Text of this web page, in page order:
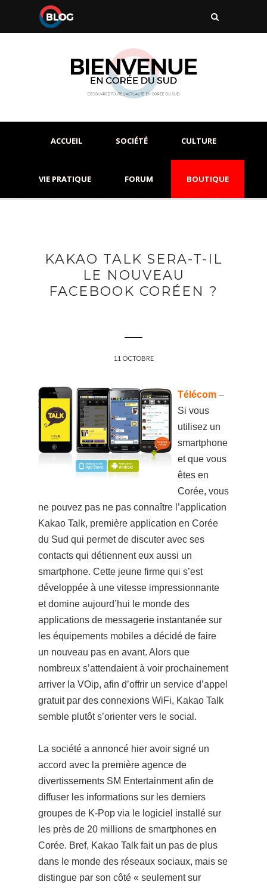
ACCUEIL SOCIÉTÉ CULTURE
VIE PRATIQUE FORUM BOUTIQUE
KAKAO TALK SERA-T-IL
LE NOUVEAU
FACEBOOK CORÉEN ?
11 OCTOBRE
Télécom –
Si vous
utilisez un
smartphone
et que vous
êtes en
Corée, vous
ne pouvez pas ne pas connaître l’application
Kakao Talk, première application en Corée
du Sud qui permet de discuter avec ses
contacts qui détiennent eux aussi un
smartphone. Cette jeune firme qui s’est
développée à une vitesse impressionnante
et domine aujourd’hui le monde des
applications de messagerie instantanée sur
les équipements mobiles a décidé de faire
un nouveau pas en avant. Alors que
nombreux s’attendaient à voir prochainement
arriver la VOip, afin d’offrir un service d’appel
gratuit par des connexions WiFi, Kakao Talk
semble plutôt s’orienter vers le social.
La société a annoncé hier avoir signé un
accord avec la première agence de
divertissements SM Entertainment afin de
diffuser les informations sur les derniers
groupes de K-Pop via le logiciel installé sur
les près de 20 millions de smartphones en
Corée. Bref, Kakao Talk fait un pas de plus
dans le monde des réseaux sociaux, mais se
distingue par son côté « seulement sur